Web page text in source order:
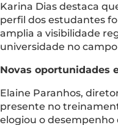
Karina Dias destaca
perfil dos estudantes
amplia a visibilidade
universidade no
Novas oportunidades
Elaine Paranhos,
presente no
elogiou o desempenho